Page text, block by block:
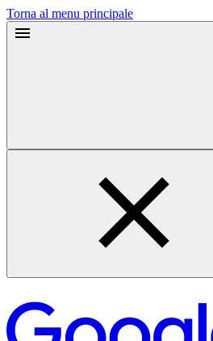
Torna al menu principale